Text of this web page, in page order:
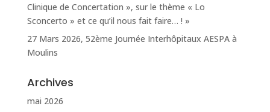
Clinique de Concertation », sur le thème « Lo
Sconcerto » et ce qu’il nous fait faire… ! »
27 Mars 2026, 52ème Journée Interhôpitaux AESPA à
Moulins
Archives
mai 2026